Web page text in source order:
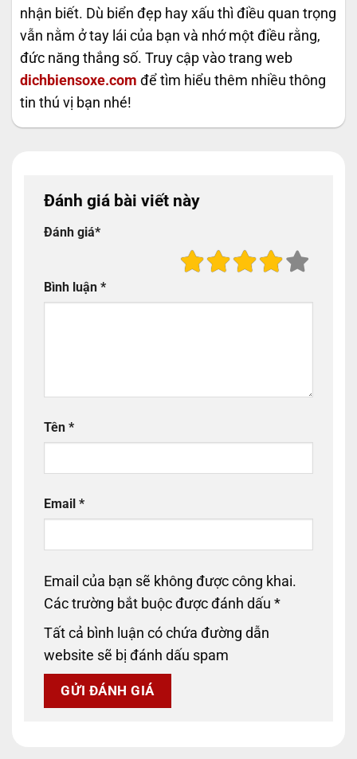
nhận biết. Dù biển đẹp hay xấu thì điều quan trọng
vẫn nằm ở tay lái của bạn và nhớ một điều rằng,
đức năng thắng số. Truy cập vào trang web
dichbiensoxe.com để tìm hiểu thêm nhiều thông
tin thú vị bạn nhé!
Đánh giá bài viết này
Đánh giá*
Bình luận *
Tên *
Email *
Email của bạn sẽ không được công khai.
Các trường bắt buộc được đánh dấu *
Tất cả bình luận có chứa đường dẫn
website sẽ bị đánh dấu spam